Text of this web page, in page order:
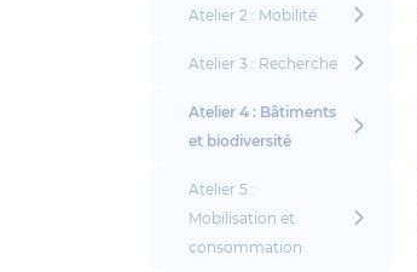
Atelier 2 : Mobilité
Atelier 3 : Recherche
Atelier 4 : Bâtiments
et biodiversité
Atelier 5 :
Mobilisation et
consommation